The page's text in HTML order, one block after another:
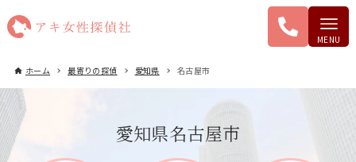
ホーム 最寄りの探偵 愛知県 名古屋市
愛知県名古屋市